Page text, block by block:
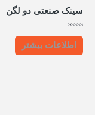
سینک صنعتی دو لگن
امتیاز
5
اطلاعات بیشتر